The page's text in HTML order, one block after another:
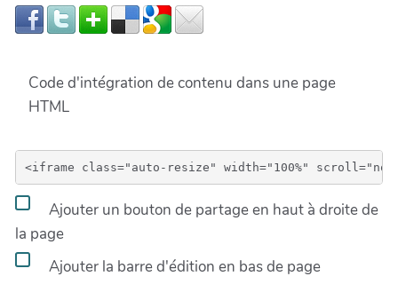
Code d'intégration de contenu dans une page
HTML
Ajouter un bouton de partage en haut à droite de
la page
Ajouter la barre d'édition en bas de page